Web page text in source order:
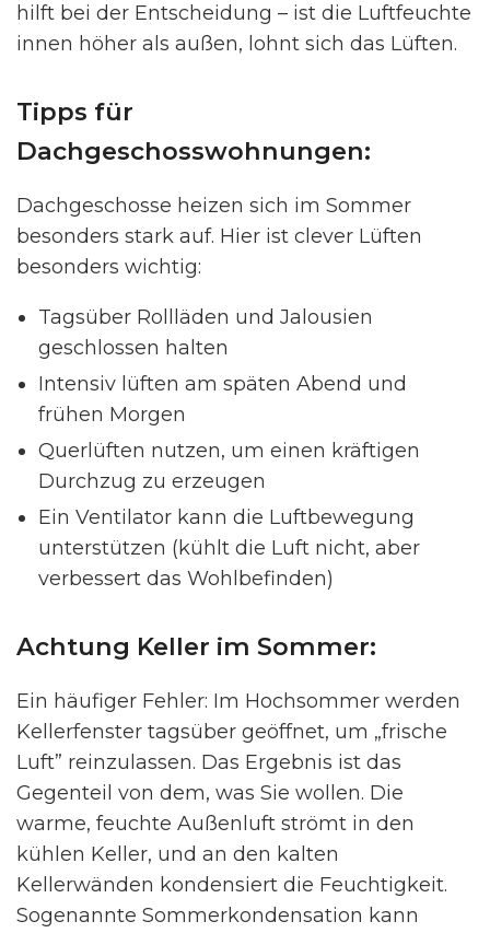
hilft bei der Entscheidung – ist die Luftfeuchte
innen höher als außen, lohnt sich das Lüften.
Tipps für
Dachgeschosswohnungen:
Dachgeschosse heizen sich im Sommer
besonders stark auf. Hier ist clever Lüften
besonders wichtig:
Tagsüber Rollläden und Jalousien
geschlossen halten
Intensiv lüften am späten Abend und
frühen Morgen
Querlüften nutzen, um einen kräftigen
Durchzug zu erzeugen
Ein Ventilator kann die Luftbewegung
unterstützen (kühlt die Luft nicht, aber
verbessert das Wohlbefinden)
Achtung Keller im Sommer:
Ein häufiger Fehler: Im Hochsommer werden
Kellerfenster tagsüber geöffnet, um „frische
Luft” reinzulassen. Das Ergebnis ist das
Gegenteil von dem, was Sie wollen. Die
warme, feuchte Außenluft strömt in den
kühlen Keller, und an den kalten
Kellerwänden kondensiert die Feuchtigkeit.
Sogenannte Sommerkondensation kann